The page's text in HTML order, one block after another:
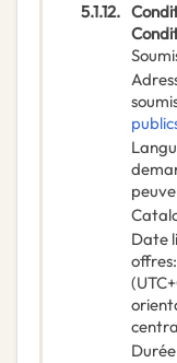
5.1.12.
Date
offres: